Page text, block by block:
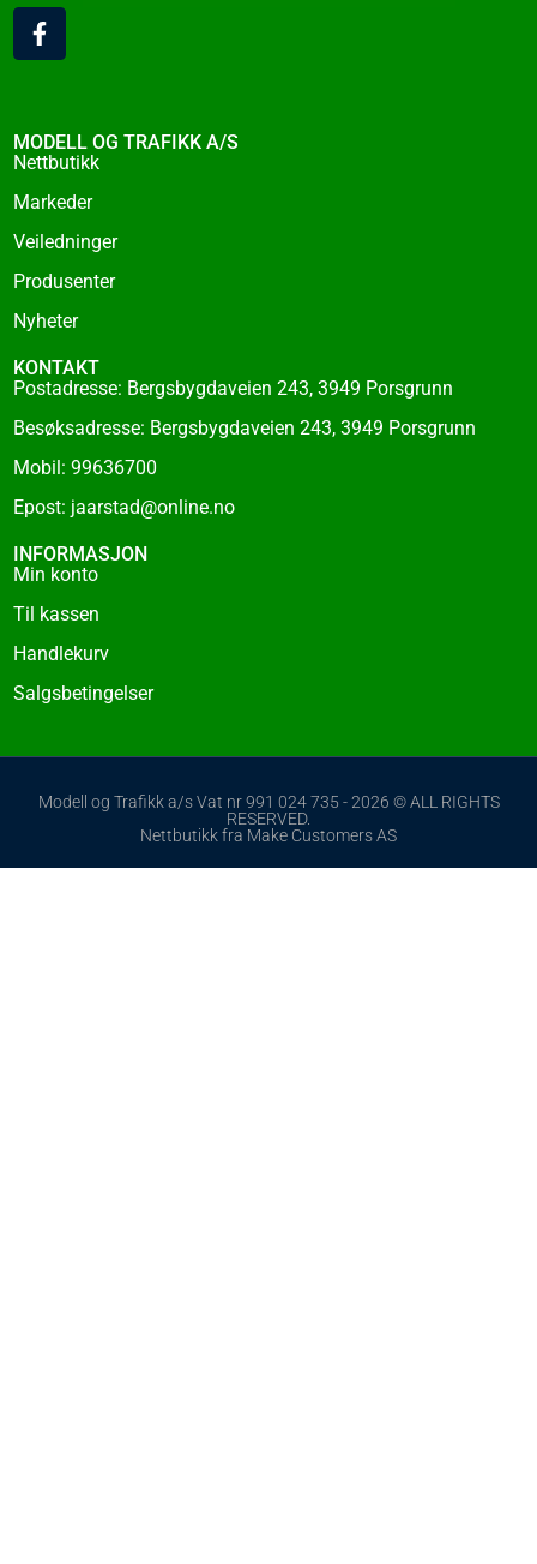
F
a
c
o
o
-
f
MODELL OG TRAFIKK A/S
Nettbutikk
Markeder
Veiledninger
Produsenter
Nyheter
KONTAKT
Postadresse: Bergsbygdaveien 243, 3949 Porsgrunn
Besøksadresse: Bergsbygdaveien 243, 3949 Porsgrunn
Mobil: 99636700
Epost: jaarstad@online.no
INFORMASJON
Min konto
Til kassen
Handlekurv
Salgsbetingelser
Modell og Trafikk a/s Vat nr 991 024 735 - 2026 © ALL RIGHTS
RESERVED.
Nettbutikk fra Make Customers AS